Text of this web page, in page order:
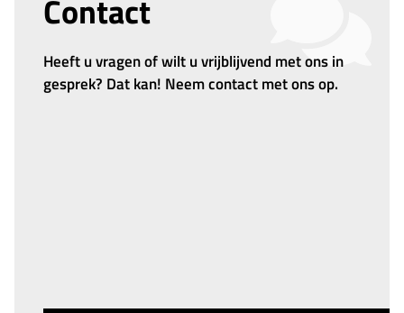
Contact
Heeft u vragen of wilt u vrijblijvend met ons in
gesprek? Dat kan! Neem contact met ons op.